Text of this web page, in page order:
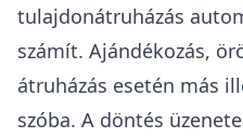
tehátegy tulajdoni
épületen belüli lakások
tulajdonban vannak, de
szerződésalapján